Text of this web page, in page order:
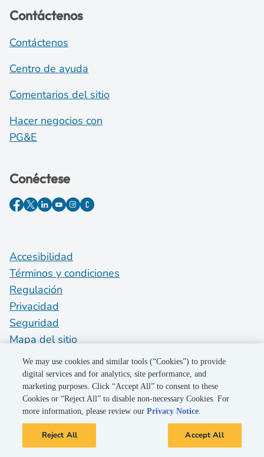
Contáctenos
Contáctenos
Centro de ayuda
Comentarios del sitio
Hacer negocios con
PG&E
Conéctese
Accesibilidad
Términos y condiciones
Regulación
Privacidad
Seguridad
Mapa del sitio
Do Not Sell My Personal Information
©2026 Pacific Gas and Electric Company
We may use cookies and similar tools (“Cookies”) to provide
digital services and for analytics, site performance, and
marketing purposes. Click “Accept All” to consent to these
Cookies or “Reject All” to disable non-necessary Cookies. For
more information, please review ourPrivacy Notice.
Reject All Accept All